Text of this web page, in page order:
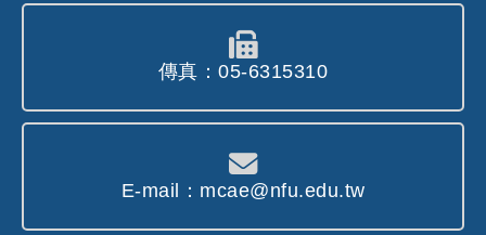
傳真：05-6315310
E-mail：mcae@nfu.edu.tw